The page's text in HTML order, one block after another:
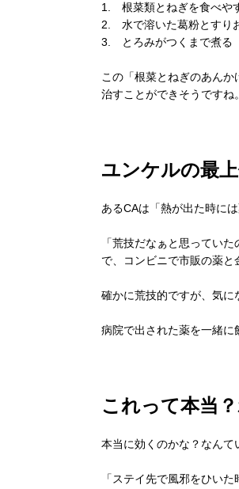
1. 根菜類とねぎを食べや
2. 水で溶いた葛粉とすり
3. とろみがつくまで煮る
この「根菜とねぎのあん
治すことができそうですね。
ユンケルの最
あるCAは「熱が出た時に
「荒技だなぁと思ってい
で、コンビニで市販の薬と
確かに荒技的ですが、気に
病院で出された薬を一緒に
これって本当
本当に効くのかな？なんて
「ステイ先で風邪をひい